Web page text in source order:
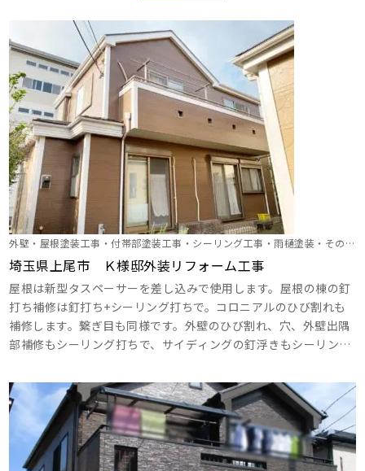
外壁・屋根塗装工事・付帯部塗装工事・シーリング工事・雨樋塗装・その他
塗装
埼玉県上尾市 Ｋ様邸外装リフォーム工事
屋根は新型タスペーサーを差し込みで使用します。屋根の棟の釘
打ち補修は釘打ち+シーリング打ちで。コロニアルのひび割れも
補修します。繋ぎ目も同様です。外壁のひび割れ、穴、外壁出隅
部補修もシーリング打ちで、サイディングの釘浮きもシーリング
目地もシーリングで打ち替えます。玄関部のサイディング意匠性
はクリヤーを2回塗りましょう。 ･･･